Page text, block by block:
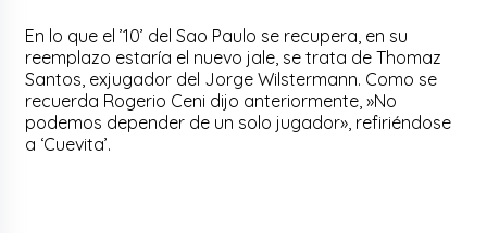
En lo que el ’10’ del Sao Paulo se recupera, en su
reemplazo estaría el nuevo jale, se trata de Thomaz
Santos, exjugador del Jorge Wilstermann. Como se
recuerda Rogerio Ceni dijo anteriormente, »No
podemos depender de un solo jugador», refiriéndose
a ‘Cuevita’.